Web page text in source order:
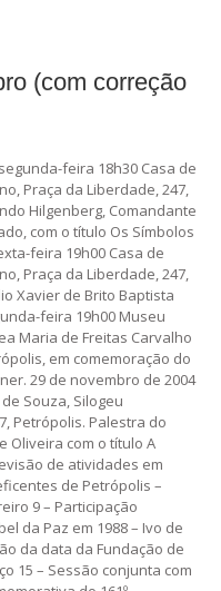
(com correção
feira 18h30 Casa de
Praça da Liberdade, 247,
Hilgenberg, Comandante
com o título Os Símbolos
feira 19h00 Casa de
Praça da Liberdade, 247,
Xavier de Brito Baptista
feira 19h00 Museu
Maria de Freitas Carvalho
em comemoração do
29 de novembro de 2004
Souza, Silogeu
Petrópolis. Palestra do
Oliveira com o título A
de atividades em
de Petrópolis –
9 – Participação
da Paz em 1988 – Ivo de
da data da Fundação de
15 – Sessão conjunta com